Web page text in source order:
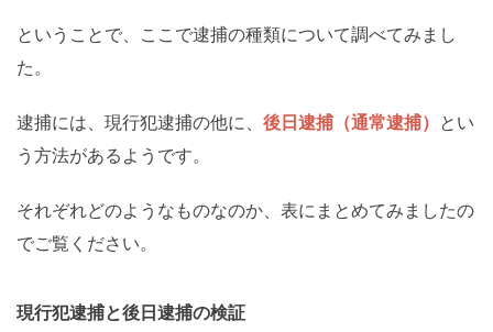
ということで、ここで逮捕の種類について調べてみまし
た。
逮捕には、現行犯逮捕の他に、 後日逮捕（通常逮捕）
とい
う方法があるようです。
それぞれどのようなものなのか、表にまとめてみましたの
でご覧ください。
現行犯逮捕と後日逮捕の検証